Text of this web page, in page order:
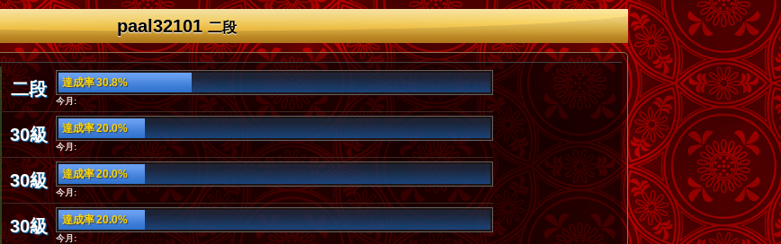
paal32101二段
二段 達成率 30.8%
今月:
30級 達成率 20.0%
今月:
30級 達成率 20.0%
今月:
30級 達成率 20.0%
今月: